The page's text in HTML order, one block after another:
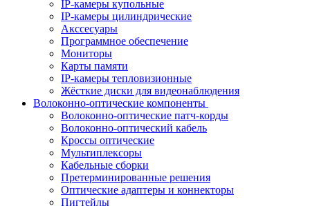
IP-камеры купольные
IP-камеры цилиндрические
Акссесуары
Программное обеспечение
Мониторы
Карты памяти
IP-камеры тепловизионные
Жёсткие диски для видеонаблюдения
Волоконно-оптические компоненты
Волоконно-оптические патч-корды
Волоконно-оптический кабель
Кроссы оптические
Мультиплексоры
Кабельные сборки
Претерминированные решения
Оптические адаптеры и коннекторы
Пигтейлы